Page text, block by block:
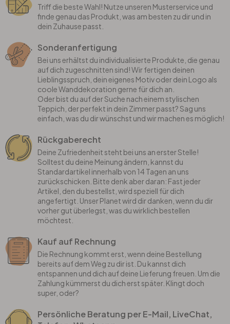
Triff die beste Wahl! Nutze unseren Musterservice und
finde genau das Produkt, was am besten zu dir und in
dein Zuhause passt.
Sonderanfertigung
Bei uns erhältst du individualisierte Produkte, die genau
auf dich zugeschnitten sind! Wir fertigen deinen
Lieblingsspruch, dein eigenes Motiv oder dein Logo als
coole Wanddekoration gerne für dich an.
Oder bist du auf der Suche nach einem stylischen
Teppich, der perfekt in dein Zimmer passt? Sag uns
einfach, was du dir wünschst und wir machen es möglich!
Rückgaberecht
Deine Zufriedenheit steht bei uns an erster Stelle!
Solltest du deine Meinung ändern, kannst du
Standardartikel innerhalb von 14 Tagen an uns
zurückschicken. Bitte denk aber daran: Fast jeder
Artikel, den du bestellst, wird speziell für dich
angefertigt. Unser Planet wird dir danken, wenn du dir
vorher gut überlegst, was du wirklich bestellen
möchtest.
Kauf auf Rechnung
Die Rechnung kommt erst, wenn deine Bestellung
bereits auf dem Weg zu dir ist. Du kannst dich
entspannen und dich auf deine Lieferung freuen. Um die
Zahlung kümmerst du dich erst später. Klingt doch
super, oder?
Persönliche Beratung per E-Mail, LiveChat,